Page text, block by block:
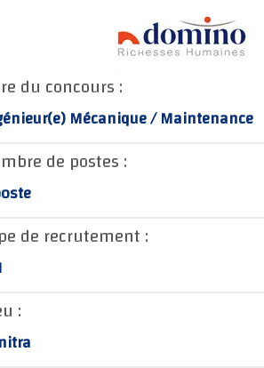
Titre du concours :
Ingénieur(e) Mécanique /
Nombre de postes :
1 poste
Type de recrutement :
Lieu :
Kénitra